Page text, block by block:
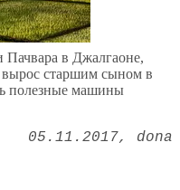
Пачвара в Джалгаоне,
старшим сыном в
полезные машины
05.11.2017 dona